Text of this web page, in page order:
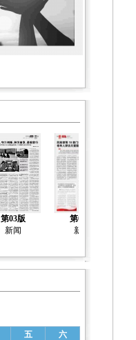
第03版
新闻
第04版
新闻
五 六